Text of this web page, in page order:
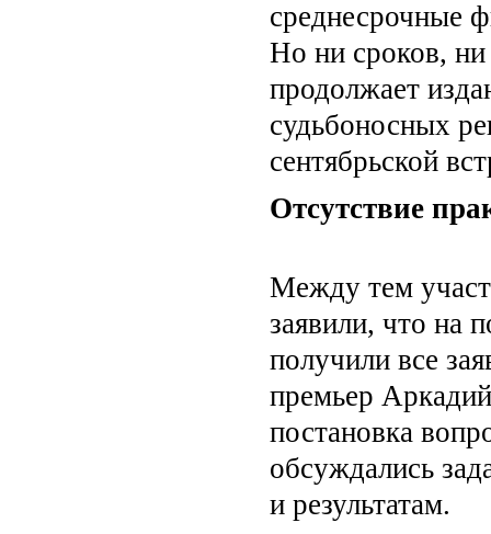
среднесрочные
Но ни сроков, ни
продолжает
судьбоносных
сентябрьской
Отсутствие
Между тем
заявили, что на
получили все
премьер
постановка
обсуждались
и результатам.